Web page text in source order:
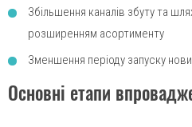
Збільшення каналів збуту та
розширенням асортименту
Зменшення періоду запуску
Основні етапи